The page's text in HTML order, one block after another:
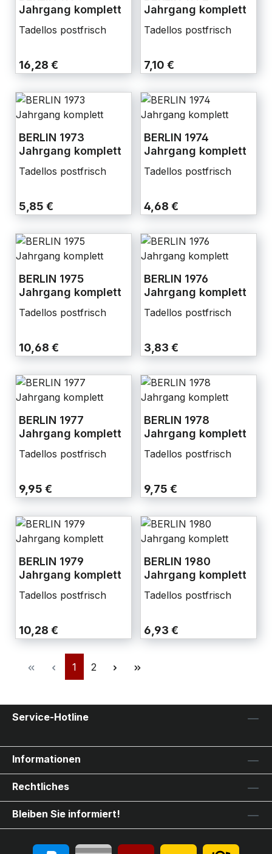
Jahrgang komplett
Tadellos postfrisch
16,28 €
Jahrgang komplett
Tadellos postfrisch
7,10 €
BERLIN 1973
Jahrgang komplett
Tadellos postfrisch
5,85 €
BERLIN 1974
Jahrgang komplett
Tadellos postfrisch
4,68 €
BERLIN 1975
Jahrgang komplett
Tadellos postfrisch
10,68 €
BERLIN 1976
Jahrgang komplett
Tadellos postfrisch
3,83 €
BERLIN 1977
Jahrgang komplett
Tadellos postfrisch
9,95 €
BERLIN 1978
Jahrgang komplett
Tadellos postfrisch
9,75 €
BERLIN 1979
Jahrgang komplett
Tadellos postfrisch
10,28 €
BERLIN 1980
Jahrgang komplett
Tadellos postfrisch
6,93 €
1 2
Service-Hotline
Informationen
Rechtliches
Bleiben Sie informiert!